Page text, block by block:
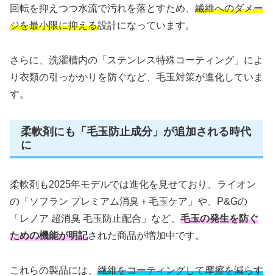
回転を抑えつつ水流で汚れを落とすため、 繊維へのダメー
ジを最小限に抑える設計になっています。
さらに、洗濯槽内の「ステンレス特殊コーティング」によ
り衣類の引っかかりを防ぐなど、毛玉対策が進化していま
す。
柔軟剤にも「毛玉防止成分」が追加される時代
に
柔軟剤も2025年モデルでは進化を見せており、ライオン
の「ソフラン プレミアム消臭＋毛玉ケア」や、P&Gの
「レノア 超消臭 毛玉防止配合」など、 毛玉の発生を防ぐ
ための機能が明記された商品が増加中です。
これらの製品には、 繊維をコーティングして摩擦を減らす